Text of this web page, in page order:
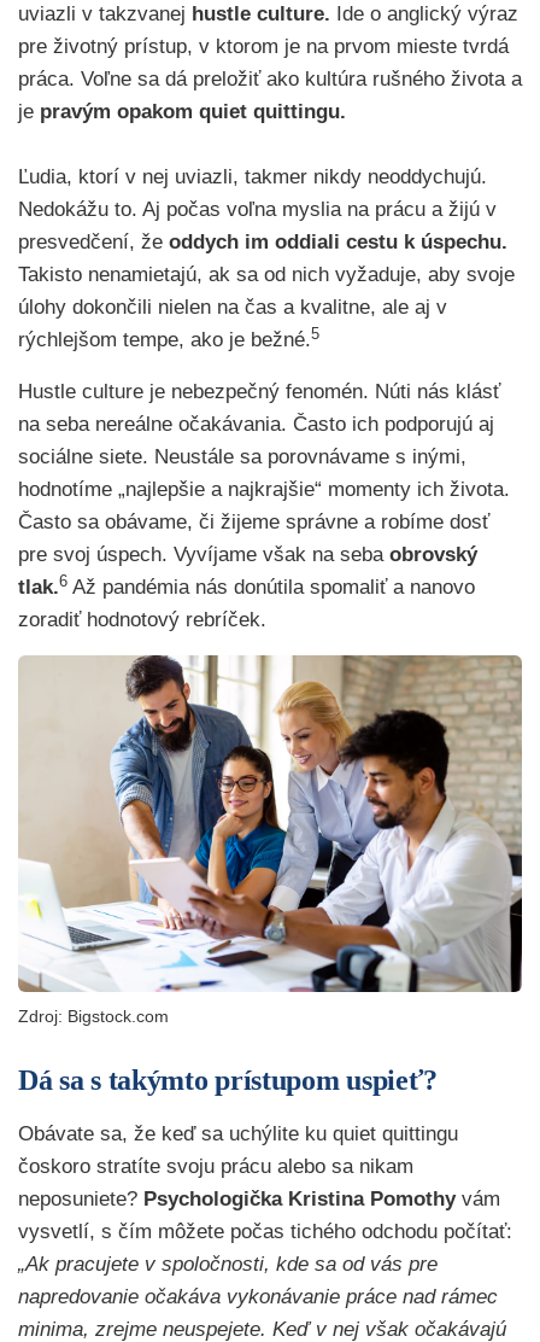
uviazli v takzvanej hustle culture. Ide o anglický výraz
pre životný prístup, v ktorom je na prvom mieste tvrdá
práca. Voľne sa dá preložiť ako kultúra rušného života a
je pravým opakom quiet quittingu.
Ľudia, ktorí v nej uviazli, takmer nikdy neoddychujú.
Nedokážu to. Aj počas voľna myslia na prácu a žijú v
presvedčení, že oddych im oddiali cestu k úspechu.
Takisto nenamietajú, ak sa od nich vyžaduje, aby svoje
úlohy dokončili nielen na čas a kvalitne, ale aj v
rýchlejšom tempe, ako je bežné.5
Hustle culture je nebezpečný fenomén. Núti nás klásť
na seba nereálne očakávania. Často ich podporujú aj
sociálne siete. Neustále sa porovnávame s inými,
hodnotíme „najlepšie a najkrajšie“ momenty ich života.
Často sa obávame, či žijeme správne a robíme dosť
pre svoj úspech. Vyvíjame však na seba obrovský
tlak.6 Až pandémia nás donútila spomaliť a nanovo
zoradiť hodnotový rebríček.
Zdroj: Bigstock.com
Dá sa s takýmto prístupom uspieť?
Obávate sa, že keď sa uchýlite ku quiet quittingu
čoskoro stratíte svoju prácu alebo sa nikam
neposuniete? Psychologička Kristina Pomothy vám
vysvetlí, s čím môžete počas tichého odchodu počítať:
„Ak pracujete v spoločnosti, kde sa od vás pre
napredovanie očakáva vykonávanie práce nad rámec
minima, zrejme neuspejete. Keď v nej však očakávajú